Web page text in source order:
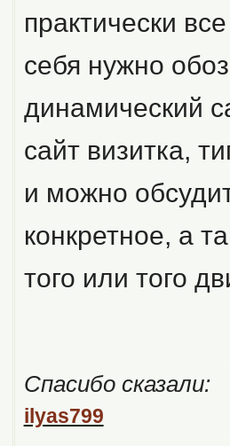
практически
себя нужно
динамический
сайт визитка,
и можно
конкретное, а
того или того
Спасибо сказали:
ilyas799